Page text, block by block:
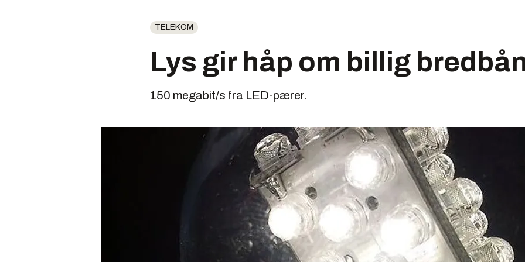
TELEKOM
Lys gir håp om billig
150 megabit/s fra LED-pærer.